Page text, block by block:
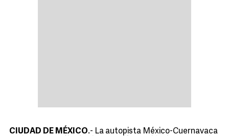
CIUDAD DE MÉXICO.- La autopista México-Cuernavaca